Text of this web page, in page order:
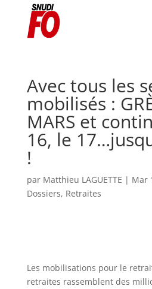
Avec tous les
mobilisés :
MARS et
16, le
!
par Matthieu LAGUETTE | Mar
Dossiers, Retraites
Les mobilisations pour le
retraites rassemblent des